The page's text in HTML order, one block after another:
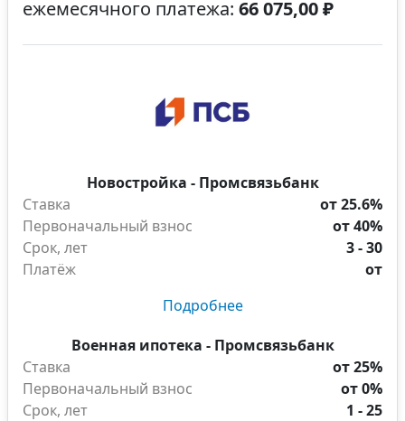
ежемесячного платежа: 66 075,00 ₽
Новостройка - Промсвязьбанк
Ставка
от 25.6%
Первоначальный взнос
от 40%
Срок, лет
3 - 30
Платёж
от
Подробнее
Военная ипотека - Промсвязьбанк
Ставка
от 25%
Первоначальный взнос
от 0%
Срок, лет
1 - 25